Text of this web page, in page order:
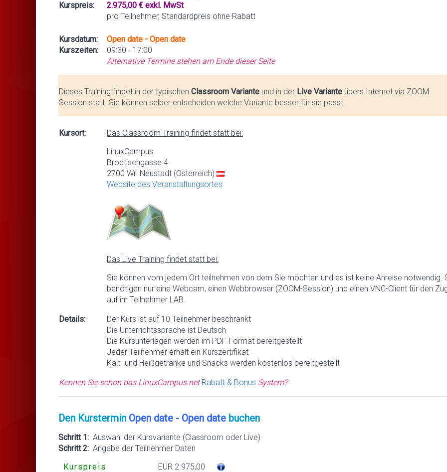
Kurspreis:
2.975,00 € exkl. MwSt
pro Teilnehmer, Standardpreis ohne Rabatt
Kursdatum:
Kurszeiten:
Open date - Open date
09:30 - 17:00
Alternative Termine stehen am Ende dieser Seite
Dieses Training findet in der typischen Classroom Variante und in der Live Variante übers Internet via ZOOM
Session statt. Sie können selber entscheiden welche Variante besser für sie passt.
Kursort:
Das Classroom Training findet statt bei:
LinuxCampus
Brodtischgasse 4
2700 Wr. Neustadt (Österreich)
Website des Veranstaltungsortes
Das Live Training findet statt bei:
Sie können vom jedem Ort teilnehmen von dem Sie möchten und es ist keine Anreise notwendig.
benötigen nur eine Webcam, einen Webbrowser (ZOOM-Session) und einen VNC-Client für den
auf ihr Teilnehmer LAB.
Details:
Der Kurs ist auf 10 Teilnehmer beschränkt
Die Unterrichtssprache ist Deutsch
Die Kursunterlagen werden im PDF Format bereitgestellt
Jeder Teilnehmer erhält ein Kurszertifikat
Kalt- und Heißgetränke und Snacks werden kostenlos bereitgestellt
Kennen Sie schon das LinuxCampus.netRabatt & Bonus System?
Den Kurstermin Open date - Open date buchen
Schritt 1: Auswahl der Kursvariante (Classroom oder Live)
Schritt 2: Angabe der Teilnehmer Daten
Kurspreis
EUR 2.975,00